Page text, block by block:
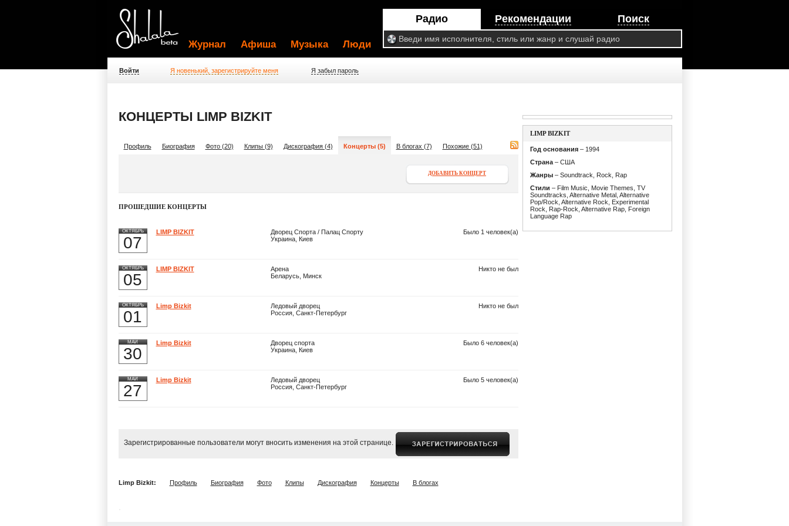
Радио Рекомендации Поиск
Журнал Афиша Музыка Люди
Войти Я новенький, зарегистрируйте меня Я забыл пароль
КОНЦЕРТЫ LIMP BIZKIT
Профиль Биография Фото (20) Клипы (9) Дискография (4) Концерты (5) В блогах (7) Похожие (51)
ДОБАВИТЬ КОНЦЕРТ
ПРОШЕДШИЕ КОНЦЕРТЫ
ОКТЯБРЬ
07
LIMP BIZKIT
Дворец Спорта / Палац Спорту
Украина, Киев
Было 1 человек(а)
ОКТЯБРЬ
05
LIMP BIZKIT
Арена
Беларусь, Минск
Никто не был
ОКТЯБРЬ
01
Limp Bizkit
Ледовый дворец
Россия, Санкт-Петербург
Никто не был
МАЙ
30
Limp Bizkit
Дворец спорта
Украина, Киев
Было 6 человек(а)
МАЙ
27
Limp Bizkit
Ледовый дворец
Россия, Санкт-Петербург
Было 5 человек(а)
Зарегистрированные пользователи могут вносить изменения на этой странице.
Limp Bizkit: Профиль Биография Фото Клипы Дискография Концерты В блогах
LIMP BIZKIT
Год основания– 1994
Страна– США
Жанры– Soundtrack, Rock, Rap
Стили – Film Music, Movie Themes, TV
Soundtracks, Alternative Metal, Alternative
Pop/Rock, Alternative Rock, Experimental
Rock, Rap-Rock, Alternative Rap, Foreign
Language Rap